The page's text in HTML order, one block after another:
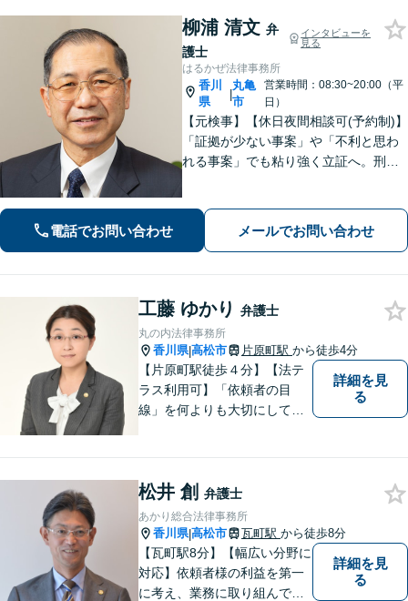
柳浦 清文 弁
護士
インタビューを
見る
はるかぜ法律事務所
香川
県
|
丸亀
市
営業時間：08:30~20:00（平
日）
【元検事】【休日夜間相談可(予約制)】
「証拠が少ない事案」や「不利と思わ
れる事案」でも粘り強く立証へ。刑事
対応。丁寧な説明とヒアリングで、問
題解決に尽力します。
電話でお問い合わせ メールでお問い合わせ
工藤 ゆかり 弁護士
丸の内法律事務所
香川県|高松市 片原町駅 から徒歩4分
【片原町駅徒歩４分】【法テ
ラス利用可】「依頼者の目
線」を何よりも大切にしてい
頂ける事件解決を目指して参
ります。【当日／夜間／休日
対応可】お気軽にご相談くだ
さい。
詳細を見
る
松井 創 弁護士
あかり総合法律事務所
香川県|高松市 瓦町駅 から徒歩8分
【瓦町駅8分】【幅広い分野に
対応】依頼者様の利益を第一
に考え、業務に取り組んでお
詳細を見
る